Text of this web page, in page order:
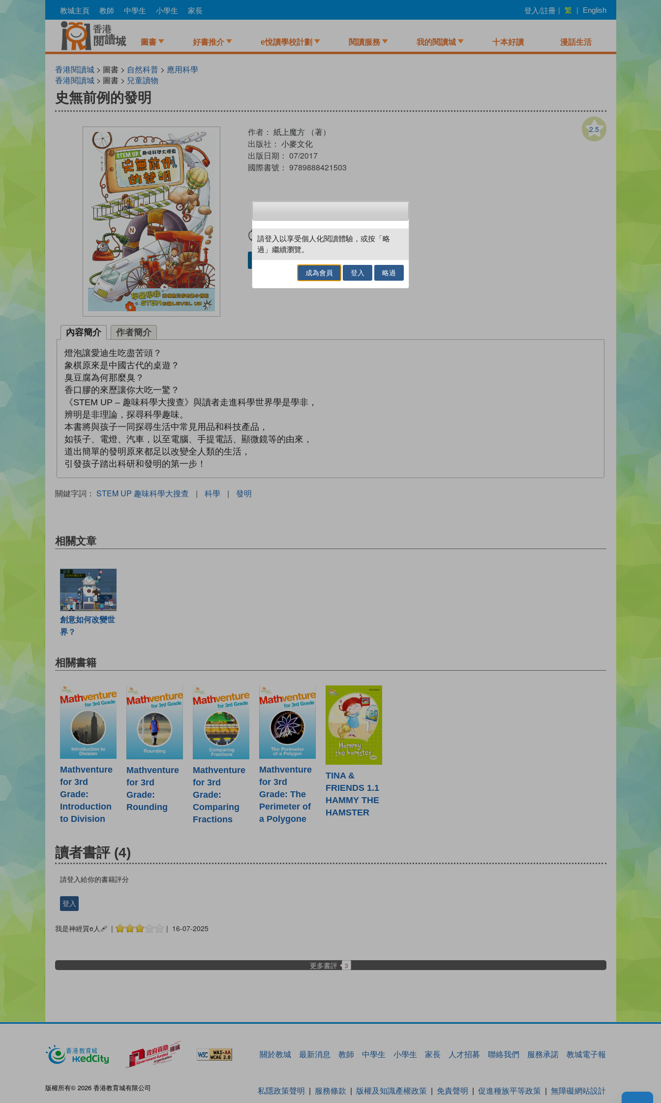
to
教城主頁 教師 中學生 小學生 家長 登入/註冊 | 繁 | English
圖書 好書推介 e悅讀學校計劃 閱讀服務 我的閱讀城 十本好讀 漫話生活
香港閱讀城> 圖書 > 自然科普> 應用科學
香港閱讀城> 圖書 > 兒童讀物
史無前例的發明
2.5
作者： 紙上魔方 （著）
出版社： 小麥文化
出版日期： 07/2017
國際書號： 9789888421503
試閲 加入閱讀紀錄
借閱實體書
內容簡介 作者簡介
燈泡讓愛迪生吃盡苦頭？
象棋原來是中國古代的桌遊？
臭豆腐為何那麼臭？
香口膠的來歷讓你大吃一驚？
《STEM UP – 趣味科學大搜查》與讀者走進科學世界學是學非，
辨明是非理論，探尋科學趣味。
本書將與孩子一同探尋生活中常見用品和科技產品，
如筷子、電燈、汽車，以至電腦、手提電話、顯微鏡等的由來，
道出簡單的發明原來都足以改變全人類的生活，
引發孩子踏出科研和發明的第一步！
關鍵字詞： STEM UP 趣味科學大搜查 | 科學 | 發明
相關文章
創意如何改變世
界？
相關書籍
Mathventure
for 3rd
Grade:
Introduction
to Division
Mathventure
for 3rd
Grade:
Rounding
Mathventure
for 3rd
Grade:
Comparing
Fractions
Mathventure
for 3rd
Grade: The
Perimeter of
a Polygone
TINA &
FRIENDS 1.1
HAMMY THE
HAMSTER
讀者書評 (4)
請登入給你的書籍評分
登入
我是神經質e人🩹 | | 16-07-2025
更多書評 3
關於教城 最新消息 教師 中學生 小學生 家長 人才招募 聯絡我們 服務承諾 教城電子報
版權所有© 2026 香港教育城有限公司 私隱政策聲明 服務條款 版權及知識產權政策 免責聲明 促進種族平等政策 無障礙網站設計
請登入以享受個人化閱讀體驗，或按「略
過」繼續瀏覽。
成為會員 登入 略過